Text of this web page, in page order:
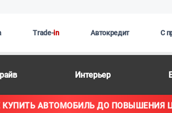
Trade-in Автокредит С
Интерьер
ЦЕН! УСПЕЙТЕ